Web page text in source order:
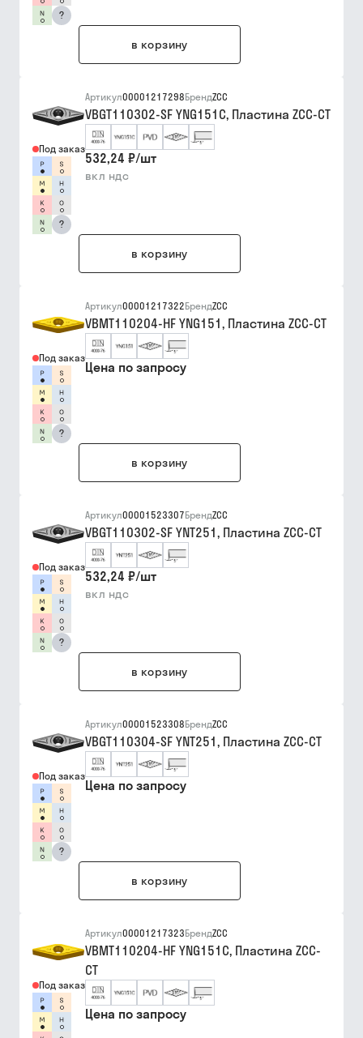
?
в корзину
Под заказ
?
Артикул00001217298БрендZCC
VBGT110302-SF YNG151C, Пластина ZCC-CT
532,24 ₽/шт
вкл ндс
в корзину
Под заказ
?
Артикул00001217322БрендZCC
VBMT110204-HF YNG151, Пластина ZCC-CT
Цена по запросу
в корзину
Под заказ
?
Артикул00001523307БрендZCC
VBGT110302-SF YNT251, Пластина ZCC-CT
532,24 ₽/шт
вкл ндс
в корзину
Под заказ
?
Артикул00001523308БрендZCC
VBGT110304-SF YNT251, Пластина ZCC-CT
Цена по запросу
в корзину
Под заказ
Артикул00001217323БрендZCC
VBMT110204-HF YNG151C, Пластина ZCC-
CT
Цена по запросу